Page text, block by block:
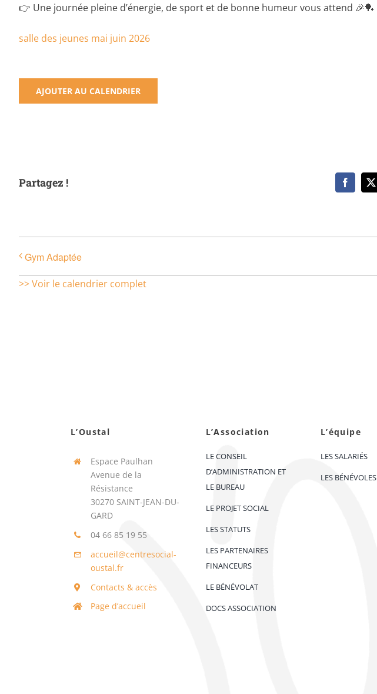
👉 Une journée pleine d’énergie, de sport et de bonne humeur vous attend 🎉🏓
salle des jeunes mai juin 2026
AJOUTER AU CALENDRIER
Partagez ! Facebook
X
Gym Adaptée
>> Voir le calendrier complet
L’Oustal
Espace Paulhan
Avenue de la
Résistance
30270 SAINT-JEAN-DU-
GARD
04 66 85 19 55
accueil@centresocial-
oustal.fr
Contacts & accès
Page d’accueil
L’Association
LE CONSEIL
D’ADMINISTRATION ET
LE BUREAU
LE PROJET SOCIAL
LES STATUTS
LES PARTENAIRES
FINANCEURS
LE BÉNÉVOLAT
DOCS ASSOCIATION
L’équipe
LES SALARIÉS
LES BÉNÉVOLES